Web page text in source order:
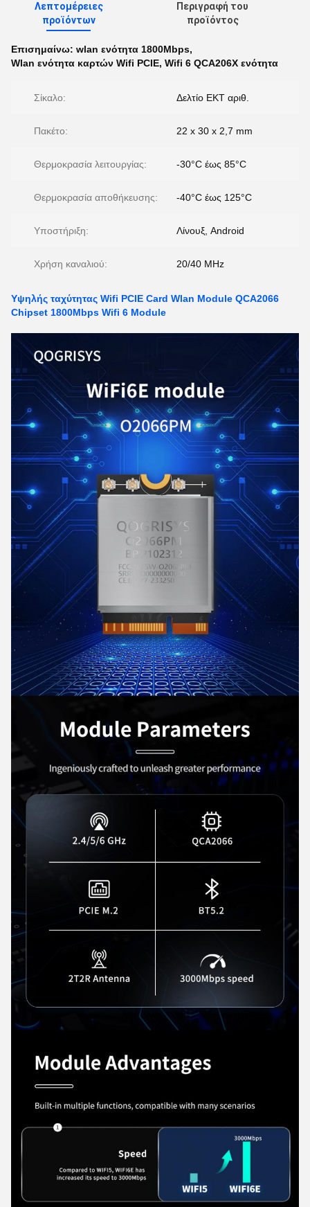
Λεπτομέρειες
προϊόντων
Περιγραφή του
προϊόντος
Επισημαίνω: wlan ενότητα 1800Mbps,
Wlan ενότητα καρτών Wifi PCIE, Wifi 6 QCA206X ενότητα
Σίκαλο: Δελτίο ΕΚΤ αριθ.
Πακέτο: 22 x 30 x 2,7 mm
Θερμοκρασία λειτουργίας: -30°C έως 85°C
Θερμοκρασία αποθήκευσης: -40°C έως 125°C
Υποστήριξη: Λίνουξ, Android
Χρήση καναλιού: 20/40 MHz
Υψηλής ταχύτητας Wifi PCIE Card Wlan Module QCA2066
Chipset 1800Mbps Wifi 6 Module